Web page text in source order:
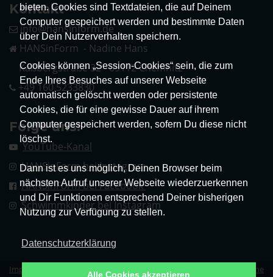
bieten. Cookies sind Textdateien, die auf Deinem
Computer gespeichert werden und bestimmte Daten
über Dein Nutzerverhalten speichern.
Cookies können „Session-Cookies“ sein, die zum
Ende Ihres Besuches auf unserer Webseite
automatisch gelöscht werden oder persistente
Cookies, die für eine gewisse Dauer auf ihrem
Computer gespeichert werden, sofern Du diese nicht
löschst.
Dann ist es uns möglich, Deinen Browser beim
nächsten Aufruf unserer Webseite wiederzuerkennen
und Dir Funktionen entsprechend Deiner bisherigen
Nutzung zur Verfügung zu stellen.
Datenschutzerklärung
Alle Cookies akzeptieren
Kontakt
info@hansinform.de
HANSinForm - Nadine Hans
Kaßbergstraße 32 - 09112 Chemnitz
+49 160 5233830
Folge uns!
YouTube-Kanal
HANSinForm bei Instagram
HANSinForm bei Facebook
Schwimmkinder bei Instagram
Impressum Datenschutz | Erklärung zur Barrierefreiheit
Allgemeine